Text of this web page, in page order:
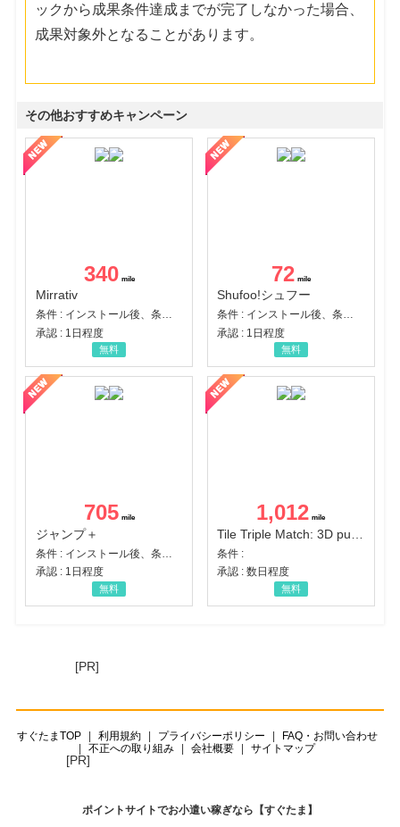
ックから成果条件達成までが完了しなかった場合、
成果対象外となることがあります。
その他おすすめキャンペーン
340
Mirrativ
条件 : インストール後、条件達成
承認 : 1日程度
無料
72
Shufoo!シュフー
条件 : インストール後、条件達成
承認 : 1日程度
無料
705
ジャンプ＋
承認 : 1日程度
無料
1,012
条件 :
承認 : 数日程度
無料
[PR]
すぐたまTOP 利用規約 プライバシーポリシー
FAQ・お問い合わせ
不正への取り組み
会社概要 サイトマップ
[PR]
ポイントサイトでお小遣い稼ぎなら【すぐたま】